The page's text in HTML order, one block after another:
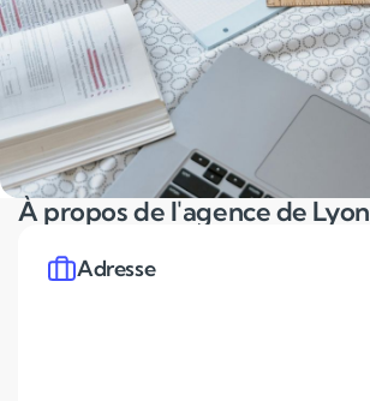
À propos de l'agence de Lyon
Adresse